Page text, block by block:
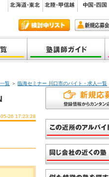
覧 ＞ 臨海セミナー 川口市のバイト・求人一覧
26 17:23:28